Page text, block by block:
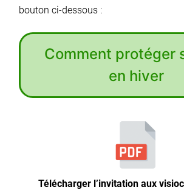
bouton ci-dessous :
Comment protéger
en hiver
Télécharger l’invitation aux